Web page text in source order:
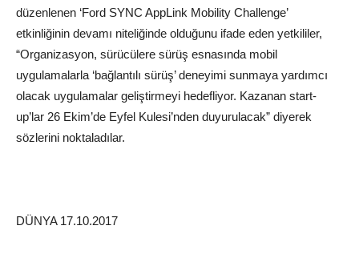
düzenlenen ‘Ford SYNC AppLink Mobility Challenge’
etkinliğinin devamı niteliğinde olduğunu ifade eden yetkililer,
“Organizasyon, sürücülere sürüş esnasında mobil
uygulamalarla ‘bağlantılı sürüş’ deneyimi sunmaya yardımcı
olacak uygulamalar geliştirmeyi hedefliyor. Kazanan start-
up’lar 26 Ekim’de Eyfel Kulesi’nden duyurulacak” diyerek
sözlerini noktaladılar.
DÜNYA 17.10.2017